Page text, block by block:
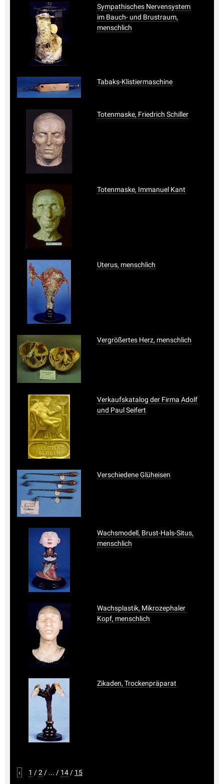
Sympathisches Nervensystem
im Bauch- und Brustraum,
menschlich
Tabaks-Klistiermaschine
Totenmaske, Friedrich Schiller
Totenmaske, Immanuel Kant
Uterus, menschlich
Vergrößertes Herz, menschlich
Verkaufskatalog der Firma Adolf
und Paul Seifert
Verschiedene Glüheisen
Wachsmodell, Brust-Hals-Situs,
menschlich
Wachsplastik, Mikrozephaler
Kopf, menschlich
Zikaden, Trockenpräparat
‹ 1 /2 / ... / 14 / 15